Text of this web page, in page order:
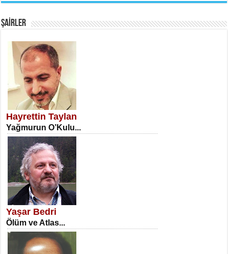
SATILMIŞ ÜMİT ÇETİNKAYA
Erkenlik...
NECLA DİLEK ARSLAN
Öğretmenler Günü Mahkemesi...
ŞAİRLER
Hayrettin Taylan
Yağmurun O’Kulu...
Yaşar Bedri
Ölüm ve Atlas...